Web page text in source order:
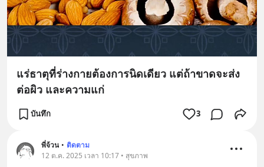
แร่ธาตุที่ร่างกายต้องการนิดเดียว แต่ถ้าขาดจะส่ง
ต่อผิว และความแก่
บันทึก 3
พี่จ้วน • ติดตาม
12 ต.ค. 2025 เวลา 10:17 • สุขภาพ